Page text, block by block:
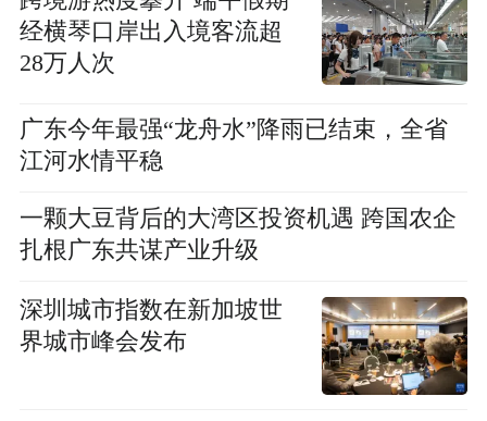
经横琴口岸出入境客流超
28万人次
广东今年最强“龙舟水”降雨已结束，全省
江河水情平稳
一颗大豆背后的大湾区投资机遇 跨国农企
扎根广东共谋产业升级
深圳城市指数在新加坡世
界城市峰会发布